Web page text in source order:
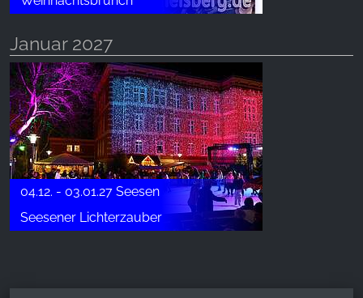
Januar 2027
04.12. - 03.01.27 Seesen
Seesener Lichterzauber